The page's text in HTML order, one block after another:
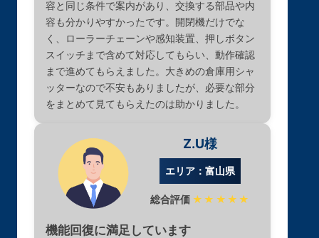
容と同じ条件で案内があり、交換する部品や内
容も分かりやすかったです。開閉機だけでな
く、ローラーチェーンや感知装置、押しボタン
スイッチまで含めて対応してもらい、動作確認
まで進めてもらえました。大きめの倉庫用シャ
ッターなので不安もありましたが、必要な部分
をまとめて見てもらえたのは助かりました。
Z.U様
エリア：富山県
総合評価 ★★★★★
機能回復に満足しています